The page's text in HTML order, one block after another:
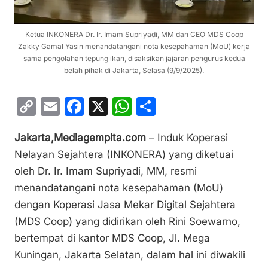
Ketua INKONERA Dr. Ir. Imam Supriyadi, MM dan CEO MDS Coop
Zakky Gamal Yasin menandatangani nota kesepahaman (MoU) kerja
sama pengolahan tepung ikan, disaksikan jajaran pengurus kedua
belah pihak di Jakarta, Selasa (9/9/2025).
C
p
y
Li
n
k
E
ai
l
F
c
e
b
o
o
k
X
W
at
s
A
p
p
ar
e
Jakarta,Mediagempita.com – Induk Koperasi
Nelayan Sejahtera (INKONERA) yang diketuai
oleh Dr. Ir. Imam Supriyadi, MM, resmi
menandatangani nota kesepahaman (MoU)
dengan Koperasi Jasa Mekar Digital Sejahtera
(MDS Coop) yang didirikan oleh Rini Soewarno,
bertempat di kantor MDS Coop, Jl. Mega
Kuningan, Jakarta Selatan, dalam hal ini diwakili